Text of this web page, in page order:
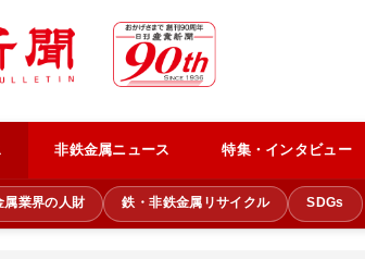
非鉄金属ニュース 特集・インタビュー
属業界の人財 鉄・非鉄金属リサイクル SDGs